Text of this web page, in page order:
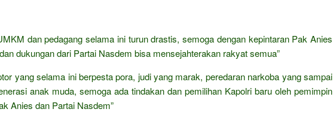
dan pedagang selama ini turun drastis, semoga dengan kepintaran Pak Anies
dukungan dari Partai Nasdem bisa mensejahterakan rakyat semua”
yang selama ini berpesta pora, judi yang marak, peredaran narkoba yang sampai
anak muda, semoga ada tindakan dan pemilihan Kapolri baru oleh pemimpin
Anies dan Partai Nasdem”